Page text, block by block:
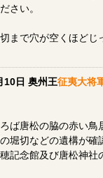
さい。
まで穴が空くほどじ
10日 奥州王征夷大将
ば唐松の脇の赤い
堀切などの遺構が確
記念館及び唐松神社